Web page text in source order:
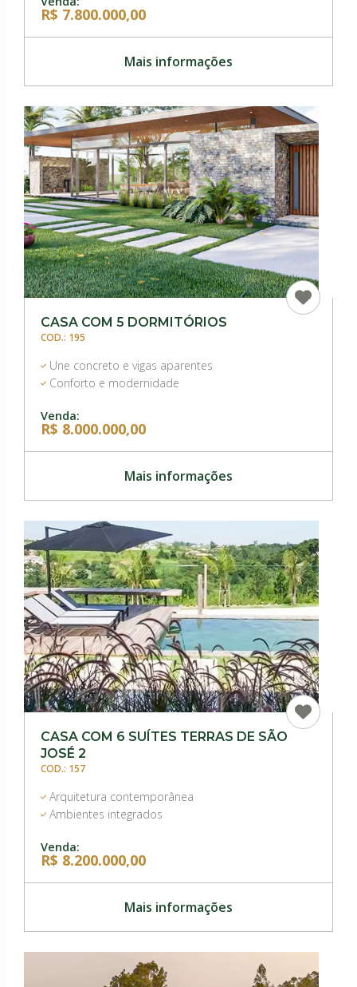
R$ 7.800.000,00
Mais informações
CASA COM 5 DORMITÓRIOS
COD.: 195
Une concreto e vigas aparentes
Conforto e modernidade
Venda:
R$ 8.000.000,00
Mais informações
CASA COM 6 SUÍTES TERRAS DE SÃO
JOSÉ 2
COD.: 157
Arquitetura contemporânea
Ambientes integrados
Venda:
R$ 8.200.000,00
Mais informações